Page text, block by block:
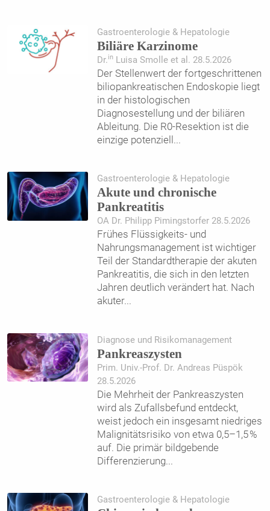
Gastroenterologie & Hepatologie
Biliäre Karzinome
Dr.inLuisa Smolle et al. 28.5.2026
Der Stellenwert der fortgeschrittenen
biliopankreatischen Endoskopie liegt
in der histologischen
Diagnosestellung und der biliären
Ableitung. Die R0-Resektion ist die
einzige potenziell...
Gastroenterologie & Hepatologie
Akute und chronische
Pankreatitis
OA Dr. Philipp Pimingstorfer 28.5.2026
Frühes Flüssigkeits- und
Nahrungsmanagement ist wichtiger
Teil der Standardtherapie der akuten
Pankreatitis, die sich in den letzten
Jahren deutlich verändert hat. Nach
akuter...
Diagnose und Risikomanagement
Pankreaszysten
Prim. Univ.-Prof. Dr. Andreas Püspök
28.5.2026
Die Mehrheit der Pankreaszysten
wird als Zufallsbefund entdeckt,
weist jedoch ein insgesamt niedriges
Malignitätsrisiko von etwa 0,5–1,5 %
auf. Die primär bildgebende
Differenzierung...
Gastroenterologie & Hepatologie